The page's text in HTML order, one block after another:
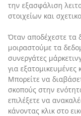
Αξιολογήσεις
(0)
Αποστολή
την εξασφάλιση
στοιχείων και
Όταν αποδέχεστε τα
μοιραστούμε τα
συνεργάτες
για εξατομικευμένες
Μπορείτε να
σκοπούς στην
επιλέξετε να
κάνοντας κλικ στο